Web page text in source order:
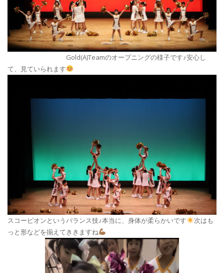
Gold(A)Teamのオープニングの様子です♪安心し
て、見ていられます
スコーピオンというバランス技♪本当に、身体が柔らかいです
次はも
っと形などを揃えてききますね